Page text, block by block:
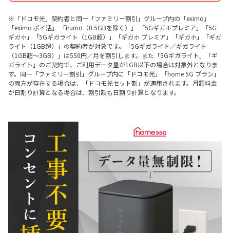
※「ドコモ光」契約者と同一「ファミリー割引」グループ内の「eximo」
「eximo ポイ活」 「irumo（0.5GBを除く）」 「5Gギガホプレミア」「5G
ギガホ」「5Gギガライト（1GB超）」「ギガホ プレミア」「ギガホ」「ギガ
ライト（1GB超）」の契約者が対象です。「5Gギガライト／ギガライト
（1GB超～3GB）」は550円／月を割引します。また「5Gギガライト」「ギ
ガライト」のご契約で、ご利用データ量が1GB以下の場合は対象外となりま
す。同一「ファミリー割引」グループ内に「ドコモ光」「home 5G プラン」
の両方が存在する場合は、「ドコモ光セット割」が適用されます。月額料金
が日割り計算となる場合は、割引額も日割り計算となります。